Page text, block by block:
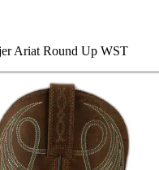
Ariat Round Up WST